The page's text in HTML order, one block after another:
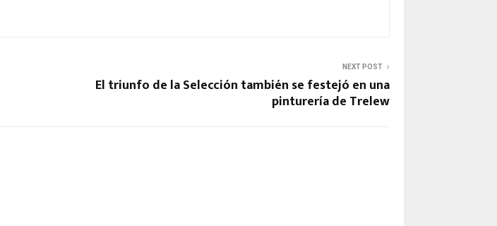
NEXT POST
El triunfo de la Selección también se festejó en una
pinturería de Trelew